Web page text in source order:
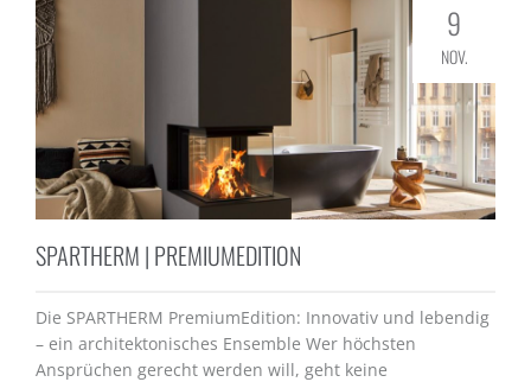
9
NOV.
SPARTHERM | PREMIUMEDITION
Die SPARTHERM PremiumEdition: Innovativ und lebendig
– ein architektonisches Ensemble Wer höchsten
Ansprüchen gerecht werden will, geht keine